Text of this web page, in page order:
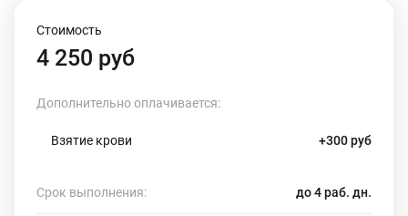
Стоимость
4 250 руб
Дополнительно оплачивается:
Взятие крови +300 руб
Срок выполнения: до 4 раб. дн.